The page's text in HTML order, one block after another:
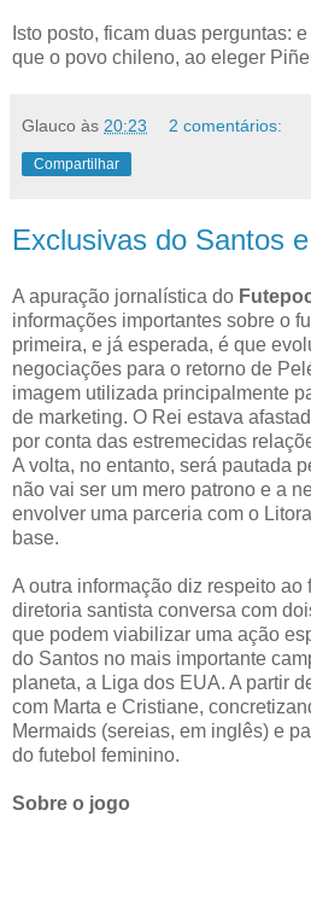
Isto posto, ficam duas perguntas:
que o povo chileno, ao eleger
Glauco às 20:23 2 comentários:
Compartilhar
Exclusivas do Santos
A apuração jornalística do
informações importantes sobre o
primeira, e já esperada, é que
negociações para o retorno de
imagem utilizada principalmente
de marketing. O Rei estava
por conta das estremecidas
A volta, no entanto, será pautada
não vai ser um mero patrono e a
envolver uma parceria com o
base.
A outra informação diz respeito ao
diretoria santista conversa com
que podem viabilizar uma ação
do Santos no mais importante
planeta, a Liga dos EUA. A partir
com Marta e Cristiane,
Mermaids (sereias, em inglês) e
do futebol feminino.
Sobre o jogo